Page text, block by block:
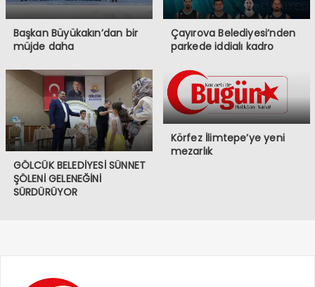
Başkan Büyükakın’dan bir
müjde daha
Çayırova Belediyesi’nden
parkede iddialı kadro
GÖLCÜK BELEDİYESİ SÜNNET
ŞÖLENİ GELENEĞİNİ
SÜRDÜRÜYOR
Körfez İlimtepe’ye yeni
mezarlık